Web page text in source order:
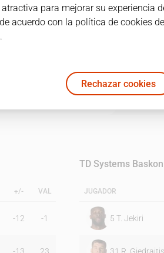
3C 4C
21
+/- VAL
-12 -1
TD Systems
JUGADOR
5 T. Jekiri
para mejorar su experiencia
acuerdo con la política de cookies
Rechazar cookies